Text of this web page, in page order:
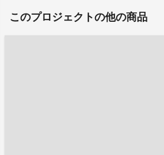
このプロジェクトの他の商品